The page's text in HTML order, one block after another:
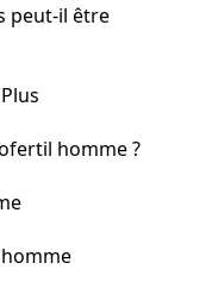
peut-il être
homme ?